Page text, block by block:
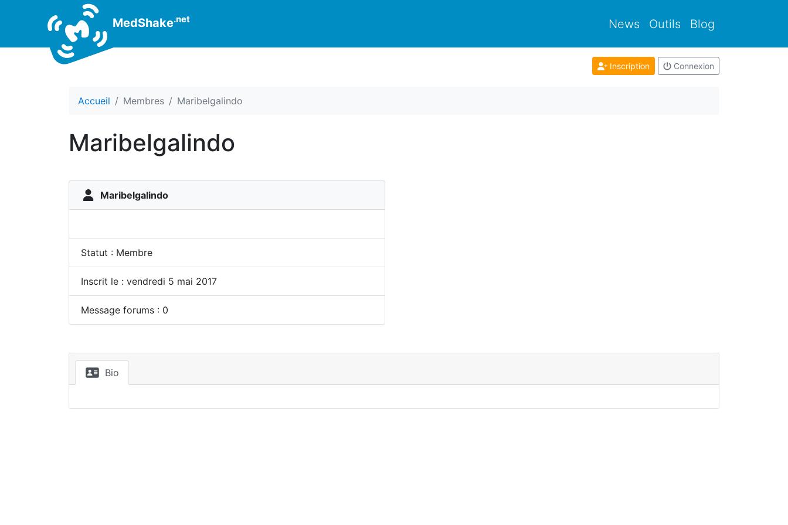
MedShake.net News Outils Blog
Inscription Connexion
Accueil Membres Maribelgalindo
Maribelgalindo
Maribelgalindo
Statut : Membre
Inscrit le : vendredi 5 mai 2017
Message forums : 0
Bio